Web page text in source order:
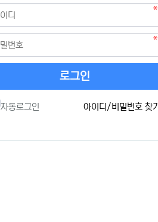
로그인
자동로그인 아이디/비밀번호 찾기